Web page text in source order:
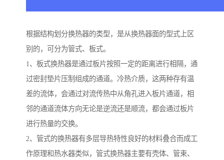
根据结构划分换热器的类型，是从换热器面的型式上区
别的，可分为管式、板式。
1、板式换热器是通过板片按照一定的距离进行相隔，通
过密封垫片压制组成的通道。冷热介质，这两种存有温
差的流体，会通过对流传热中从角孔进入板片通道，相
邻的通道流体方向无论是逆流还是顺流，都会通过板片
进行热量的交换。
2、管式的换热器有多层导热特性良好的材料叠合而成工
作原理和热水器类似，管式换热器主要有壳体、管束、